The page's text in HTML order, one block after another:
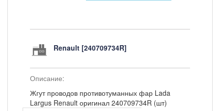
Renault [240709734R]
Описание:
Жгут проводов противотуманных фар Lada
Largus Renault оригинал 240709734R (шт)